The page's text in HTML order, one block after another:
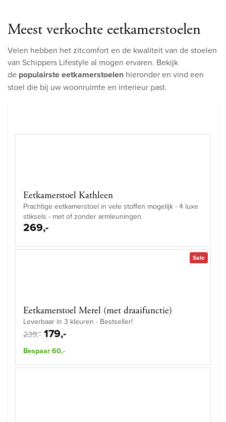
Meest verkochte eetkamerstoelen
Velen hebben het zitcomfort en de kwaliteit van de stoelen
van Schippers Lifestyle al mogen ervaren. Bekijk
de populairste eetkamerstoelen hieronder en vind een
stoel die bij uw woonruimte en interieur past.
Eetkamerstoel Kathleen
Prachtige eetkamerstoel in vele stoffen mogelijk - 4 luxe
stiksels - met of zonder armleuningen.
269,-
Sale
Eetkamerstoel Merel (met draaifunctie)
Leverbaar in 3 kleuren - Bestseller!
239,- 179,-
Bespaar 60,-